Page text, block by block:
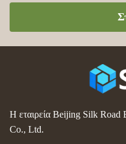
Η εταιρεία Beijing Silk Road
Co., Ltd.